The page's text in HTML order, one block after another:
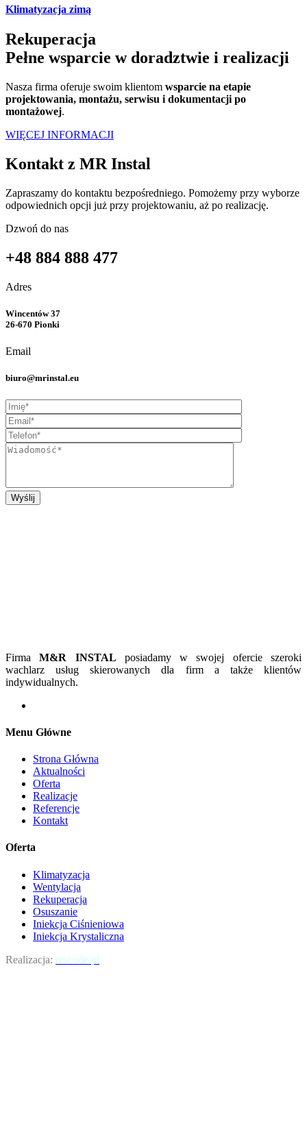
Klimatyzacja zimą
Rekuperacja
Pełne wsparcie w doradztwie i realizacji
Nasza firma oferuje swoim klientom wsparcie na etapie
projektowania, montażu, serwisu i dokumentacji po
montażowej.
WIĘCEJ INFORMACJI
Kontakt z MR Instal
Zapraszamy do kontaktu bezpośredniego. Pomożemy przy wyborze
odpowiednich opcji już przy projektowaniu, aż po realizację.
Dzwoń do nas
+48 884 888 477
Adres
Wincentów 37
26-670 Pionki
Email
biuro@mrinstal.eu
FirmaM&R INSTAL posiadamy w swojej ofercie szeroki
wachlarz usług skierowanych dla firm a także klientów
indywidualnych.
Menu Główne
Strona Główna
Aktualności
Oferta
Realizacje
Referencje
Kontakt
Oferta
Klimatyzacja
Wentylacja
Rekuperacja
Osuszanie
Iniekcja Ciśnieniowa
Iniekcja Krystaliczna
Realizacja: rescode.pl